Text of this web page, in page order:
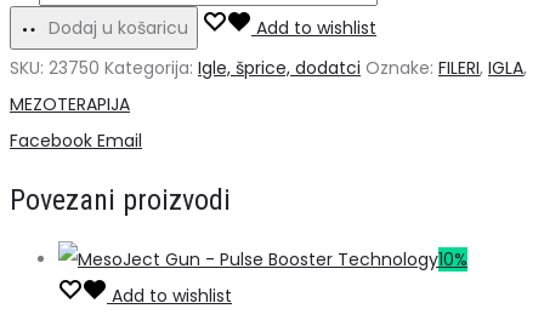
18G
1.2x38
za
mezo
koktela*
Dodaj u košaricu
Add to wishlist
SKU: 23750 Kategorija: Igle, šprice, dodatci Oznake: FILERI, IGLA,
MEZOTERAPIJA
Share
Facebook Email
Povezani proizvodi
10%
Add to wishlist